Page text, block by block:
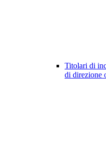
Titolari di
di direzione